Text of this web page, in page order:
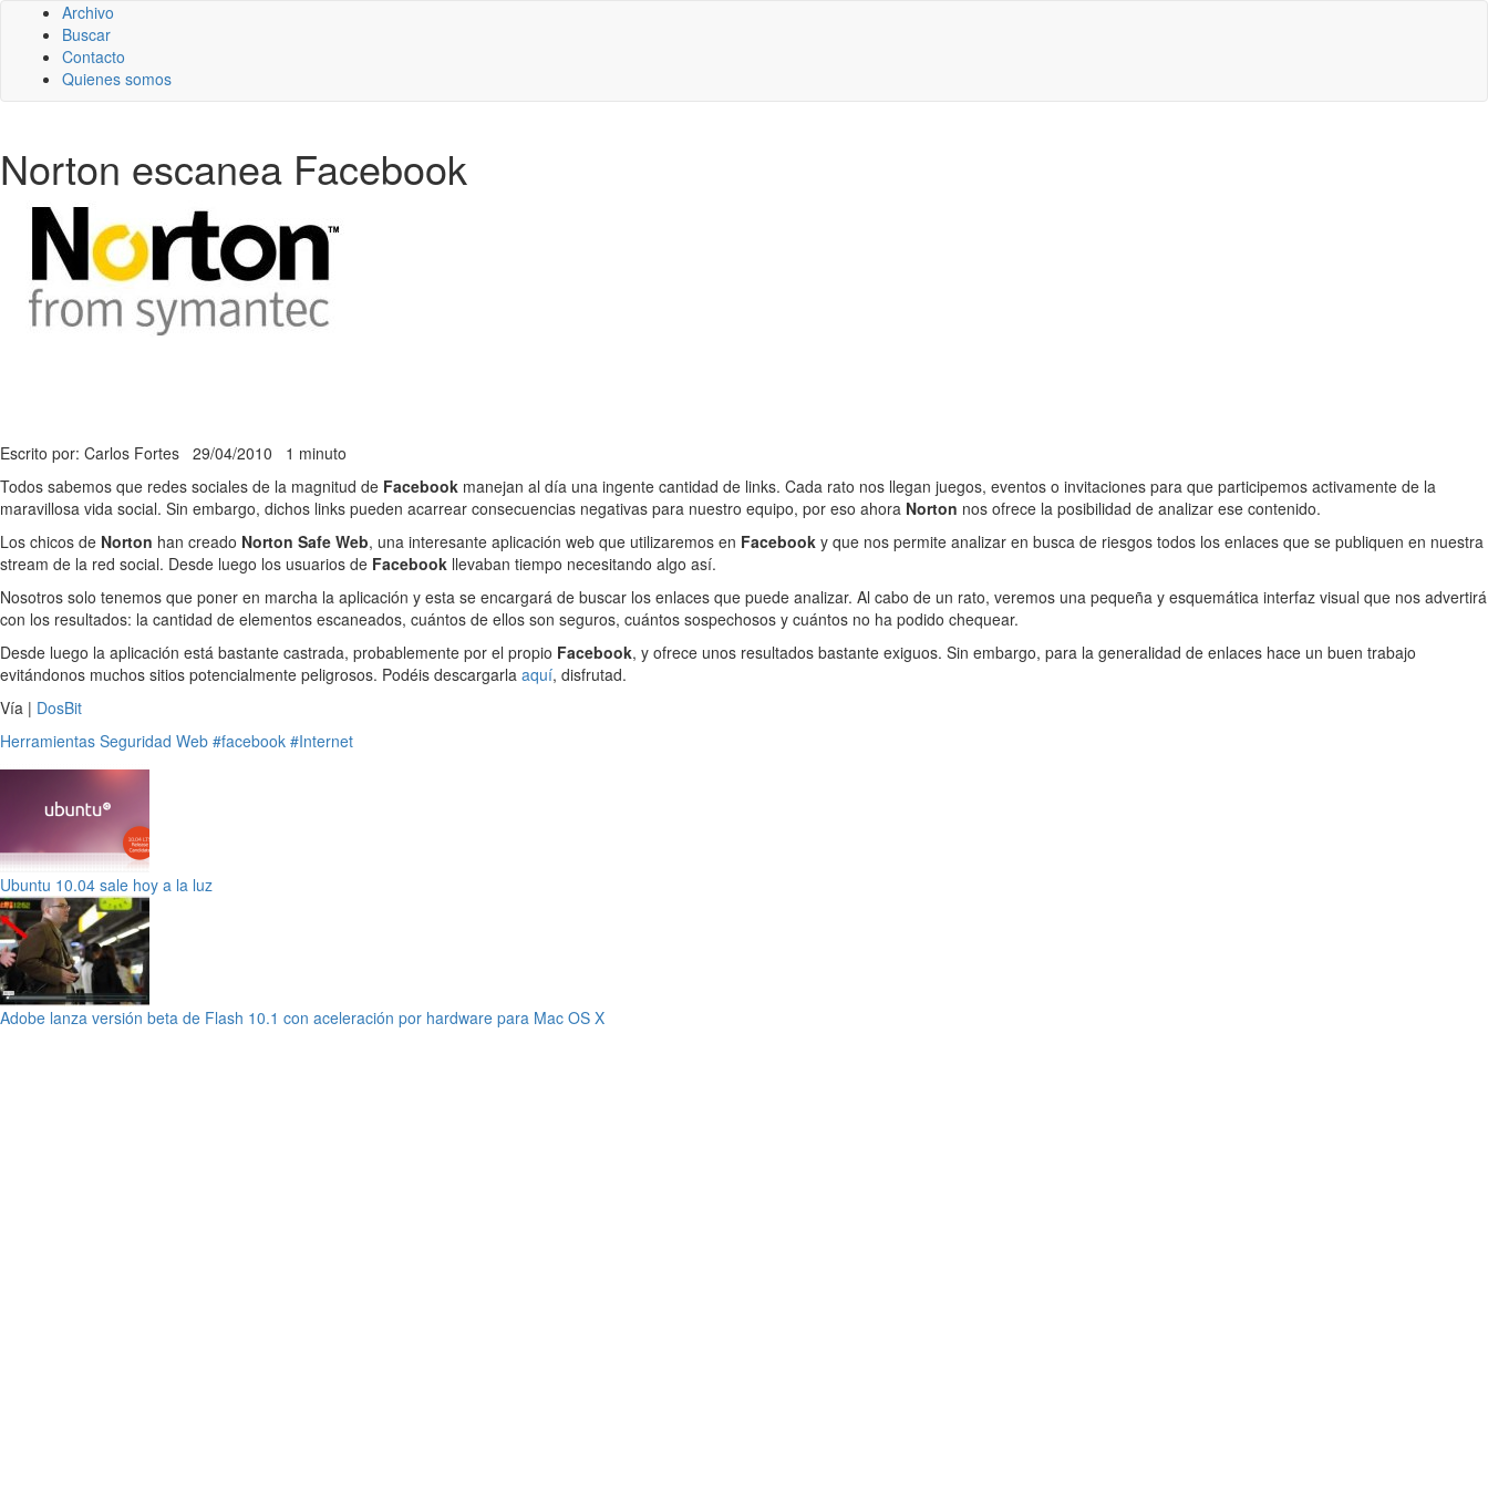
Archivo
Buscar
Contacto
Quienes somos
Norton escanea Facebook
Escrito por: Carlos Fortes 29/04/2010 1 minuto
Todos sabemos que redes sociales de la magnitud de Facebook manejan al día una ingente cantidad de links. Cada rato nos llegan juegos, eventos o invitaciones para que participemos activamente de la
maravillosa vida social. Sin embargo, dichos links pueden acarrear consecuencias negativas para nuestro equipo, por eso ahora Norton nos ofrece la posibilidad de analizar ese contenido.
Los chicos de Norton han creado Norton Safe Web, una interesante aplicación web que utilizaremos en Facebook y que nos permite analizar en busca de riesgos todos los enlaces que se publiquen en nuestra
stream de la red social. Desde luego los usuarios de Facebook llevaban tiempo necesitando algo así.
Nosotros solo tenemos que poner en marcha la aplicación y esta se encargará de buscar los enlaces que puede analizar. Al cabo de un rato, veremos una pequeña y esquemática interfaz visual que nos advertirá
con los resultados: la cantidad de elementos escaneados, cuántos de ellos son seguros, cuántos sospechosos y cuántos no ha podido chequear.
Desde luego la aplicación está bastante castrada, probablemente por el propio Facebook, y ofrece unos resultados bastante exiguos. Sin embargo, para la generalidad de enlaces hace un buen trabajo
evitándonos muchos sitios potencialmente peligrosos. Podéis descargarla aquí, disfrutad.
Vía | DosBit
Herramientas Seguridad Web #facebook #Internet
Ubuntu 10.04 sale hoy a la luz
Adobe lanza versión beta de Flash 10.1 con aceleración por hardware para Mac OS X